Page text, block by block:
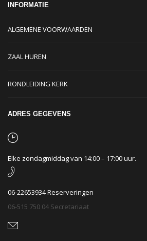
INFORMATIE
ALGEMENE VOORWAARDEN
ZAAL HUREN
RONDLEIDING KERK
ADRES GEGEVENS
Elke zondagmiddag van 14:00 – 17:00 uur.
06-22653934 Reserveringen
06-515 750 04 Secretariaat